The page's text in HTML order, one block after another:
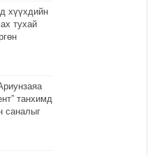
хүүхдийн
тухай
танхимд
саналыг